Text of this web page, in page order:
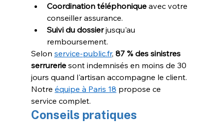
Coordination téléphonique avec votre
conseiller assurance.
Suivi du dossier jusqu'au
remboursement.
Selon service-public.fr, 87 % des sinistres
serrurerie sont indemnisés en moins de 30
jours quand l'artisan accompagne le client.
Notre équipe à Paris 18 propose ce
service complet.
Conseils pratiques